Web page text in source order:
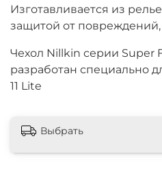
Изготавливается из
защитой от
Чехол Nillkin серии Super
разработан специально
11 Lite
Выбрать